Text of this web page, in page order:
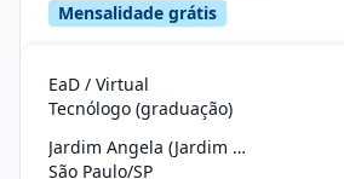
Mensalidade grátis
EaD / Virtual
Tecnólogo (graduação)
Jardim Angela (Jardim Das Flores)
São Paulo/SP